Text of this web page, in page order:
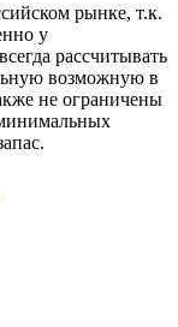
рынке, т.к.
у
рассчитывать
возможную в
не ограничены
минимальных